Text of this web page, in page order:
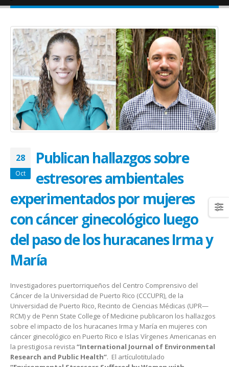
28
Oct
Publican hallazgos sobre
estresores ambientales
experimentados por mujeres
con cáncer ginecológico luego
del paso de los huracanes Irma y
María
Investigadores puertorriqueños del Centro Comprensivo del
Cáncer de la Universidad de Puerto Rico (CCCUPR), de la
Universidad de Puerto Rico, Recinto de Ciencias Médicas (UPR—
RCM) y de Penn State College of Medicine publicaron los hallazgos
sobre el impacto de los huracanes Irma y María en mujeres con
cáncer ginecológico en Puerto Rico e Islas Vírgenes Americanas en
la prestigiosa revista “International Journal of Environmental
Research and Public Health”. El artículotitulado
abrazar la salud oncológica